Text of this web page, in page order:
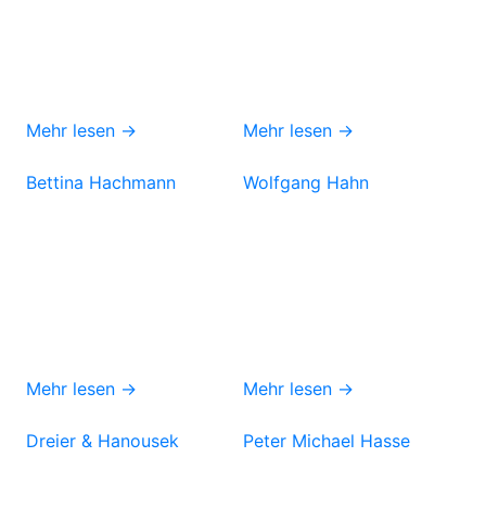
Mehr lesen → Mehr lesen →
Bettina Hachmann
Mehr lesen →
Wolfgang Hahn
Mehr lesen →
Dreier & Hanousek Peter Michael Hasse